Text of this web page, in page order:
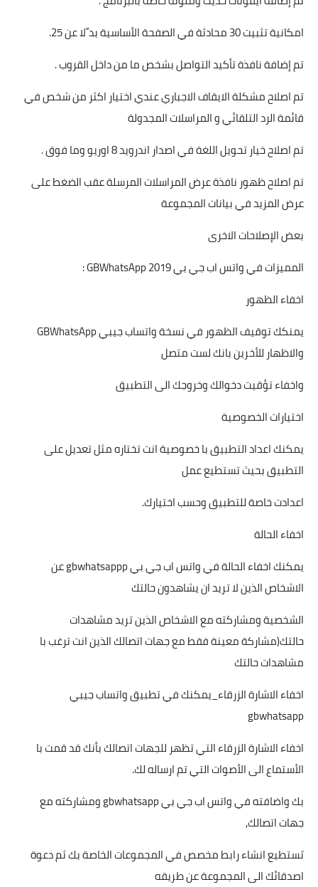
امكانية تثبيت 30 محادثة في الصفحة الأساسية بد ًلا عن 25.
تم إضافة نافذة تأكيد التواصل بشخص ما من داخل القروب .
تم اصلاح مشكلة الايقاف الاجباري عندي اختيار اكثر من شخص في
قائمة الرد التلقائي و المراسلات المجدولة
تم اصلاح خيار تحويل اللغة في اصدار اندرويد 8 اوريو وما فوق .
تم اصلاح ظهور نافذة عرض المراسلات المرسلة عقب الضغط على
عرض المزيد في بيانات المجموعة
بعض الإصلاحات الاخرى
المميزات في واتس اب جي بي 2019 GBWhatsApp :
اخفاء الظهور
يمنكك توقيف الظهور في نسخة واتساب جيبي GBWhatsApp
والاظهار للأخرين بانك لست متصل
واخفاء تؤقيت دخوالك وخروجك الى التطبيق
اختيارات الخصوصية
يمكنك اعداد التطبيق با خصوصية انت تختاره مثل تعديل على
التطبيق بحيث تستطيع عمل
اعدادت خاصة للتطبيق وحسب اختيارك.
اخفاء الحالة
يمكنك اخفاء الحالة في واتس اب جي بي gbwhatsappp عن
الاشخاص الذين لا تريد ان يشاهدون حالتك
الشخصية ومشاركته مع الاشخاص الذين تريد مشاهدات
حالتك(مشاركة معينة فقط مع جهات اتصالك الذين انت ترغب با
مشاهدات حالتك
اخفاء الاشارة الزرقاء_يمكنك في تطبيق واتساب جيبي
gbwhatsapp
اخفاء الاشارة الزرقاء التي تظهر للجهات اتصالك بأنك قد قمت با
الأستماع الى الأصوات التي تم ارساله لك.
بك واضافته في واتس اب جي بي gbwhatsapp ومشاركته مع
جهات اتصالك,
َتستطيع انشاء رابط مخصص في المجموعات الخاصة بك ثم دعوة
اصدقائك الى المجموعة عن طريقه